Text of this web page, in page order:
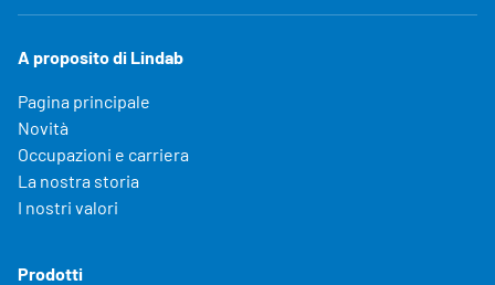
A proposito di Lindab
Pagina principale
Novità
Occupazioni e carriera
La nostra storia
I nostri valori
Prodotti